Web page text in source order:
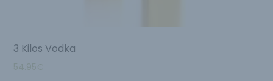
3 Kilos Vodka
54.95€